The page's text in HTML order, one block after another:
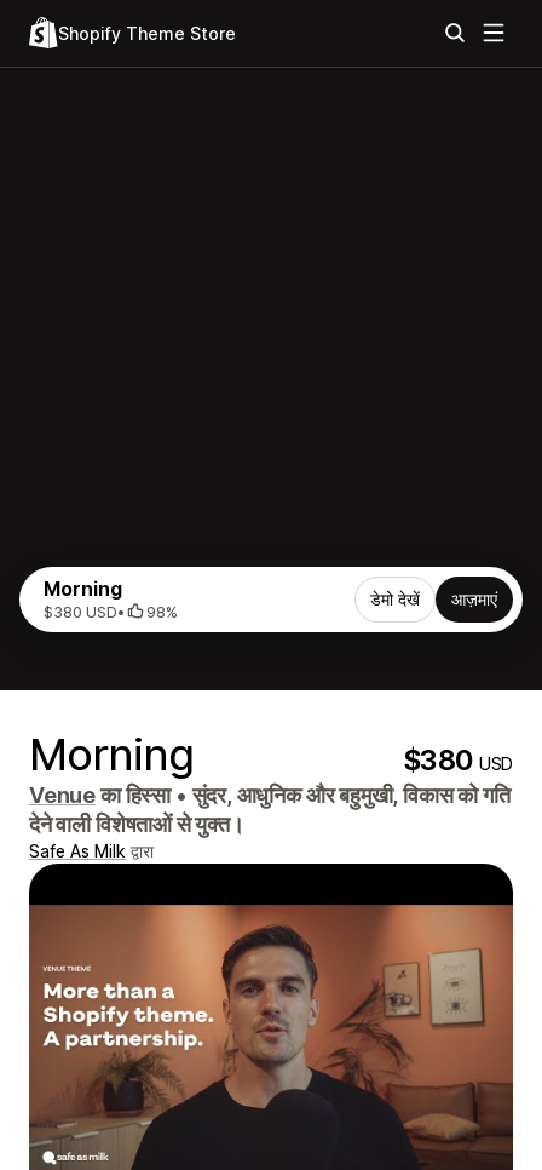
Shopify Theme Store
Morning
$380 USD• 98%
डेमो देखें आज़माएं
Morning $380USD
Venueका हिस्सा • सुंदर, आधुनिक और बहुमुखी, विकास को गति
देने वाली विशेषताओं से युक्त।
Safe As Milk द्वारा